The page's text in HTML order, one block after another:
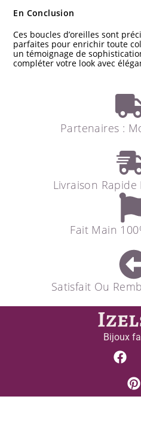
En Conclusion
Ces boucles d’oreilles sont
parfaites pour enrichir toute
un témoignage de
compléter votre look avec
Partenaires :
Livraison Rapide
Fait Main
Satisfait Ou
Bijoux